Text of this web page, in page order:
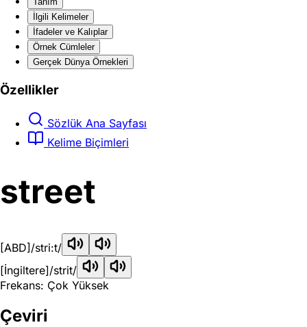
İlgili Kelimeler
İfadeler ve Kalıplar
Örnek Cümleler
Gerçek Dünya Örnekleri
Özellikler
Sözlük Ana Sayfası
Kelime Biçimleri
street
[ABD] /stri:t/
[İngiltere]/strit/
Frekans: Çok Yüksek
Çeviri